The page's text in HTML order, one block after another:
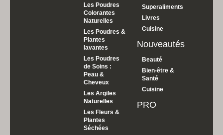
Les Poudres
Colorantes
Naturelles
Les Poudres &
Plantes
lavantes
Les Poudres
de Soins :
Peau &
Cheveux
Les Argiles
Naturelles
Les Fleurs &
Plantes
Séchées
Superaliments
Livres
Cuisine
Nouveautés
Beauté
Bien-être &
Santé
Cuisine
PRO